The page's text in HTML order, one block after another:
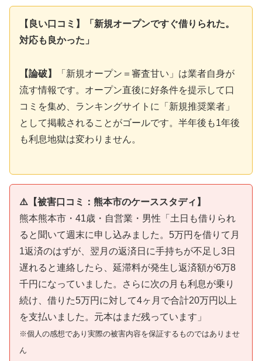
【良い口コミ】「新規オープンですぐ借りられた。
対応も良かった」
【論破】
「新規オープン＝審査甘い」は業者自身が
流す情報です。オープン直後に好条件を提示して口
コミを集め、ランキングサイトに「新規推奨業者」
として掲載されることがゴールです。半年後も1年後
も利息地獄は変わりません。
⚠️【被害口コミ：熊本市のケーススタディ】
熊本熊本市・41歳・自営業・男性「土日も借りられ
ると聞いて週末に申し込みました。5万円を借りて月
1返済のはずが、翌月の返済日に手持ちが不足し3日
遅れると連絡したら、延滞料が発生し返済額が6万8
千円になっていました。さらに次の月も利息が乗り
続け、借りた5万円に対して4ヶ月で合計20万円以上
を支払いました。元本はまだ残っています」
※個人の感想であり実際の被害内容を保証するものではありませ
ん